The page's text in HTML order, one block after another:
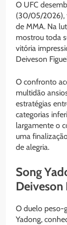
O UFC
(30/05/2026),
de MMA. Na
mostrou toda
vitória
Deiveson
O confronto
multidão
estratégias
categorias
largamente o
uma
de alegria.
Song
Deiveson
O duelo peso-
Yadong,